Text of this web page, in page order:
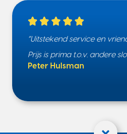
“Uitstekend service en
Prijs is prima t.o.v. andere
Peter Hulsman